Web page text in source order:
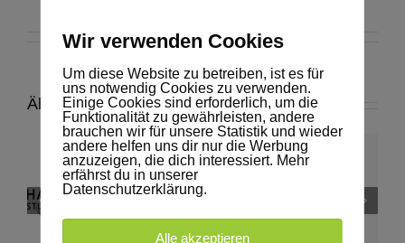
Ähnliche Beiträge
HAUSTIER-
Umfrage zum
Thema
„Pferde und
Bildungs- und
Wir verwenden Cookies
Um diese Website zu betreiben, ist es für
uns notwendig Cookies zu verwenden.
Einige Cookies sind erforderlich, um die
Funktionalität zu gewährleisten, andere
brauchen wir für unsere Statistik und wieder
andere helfen uns dir nur die Werbung
anzuzeigen, die dich interessiert. Mehr
erfährst du in unserer
Datenschutzerklärung.
Alle akzeptieren